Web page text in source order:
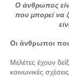
Ο άνθρωπος
που μπορεί να
Οι άνθρωποι
Μελέτες έχουν
κοινωνικές